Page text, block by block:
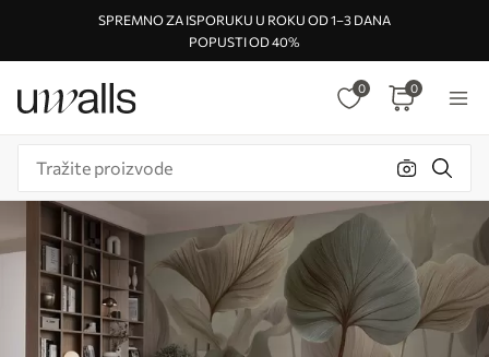
SPREMNO ZA ISPORUKU U ROKU OD 1–3 DANA
POPUSTI OD 40%
0 0